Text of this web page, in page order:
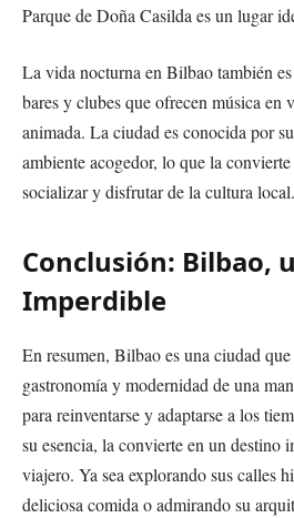
Parque de Doña Casilda es un lugar
La vida nocturna en Bilbao también
bares y clubes que ofrecen música en
animada. La ciudad es conocida por
ambiente acogedor, lo que la
socializar y disfrutar de la cultura local.
Conclusión: Bilbao,
Imperdible
En resumen, Bilbao es una ciudad
gastronomía y modernidad de una
para reinventarse y adaptarse a los
su esencia, la convierte en un destino
viajero. Ya sea explorando sus calles
deliciosa comida o admirando su